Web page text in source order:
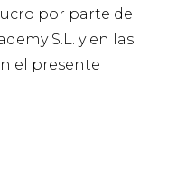
por parte de
S.L. y en las
el presente